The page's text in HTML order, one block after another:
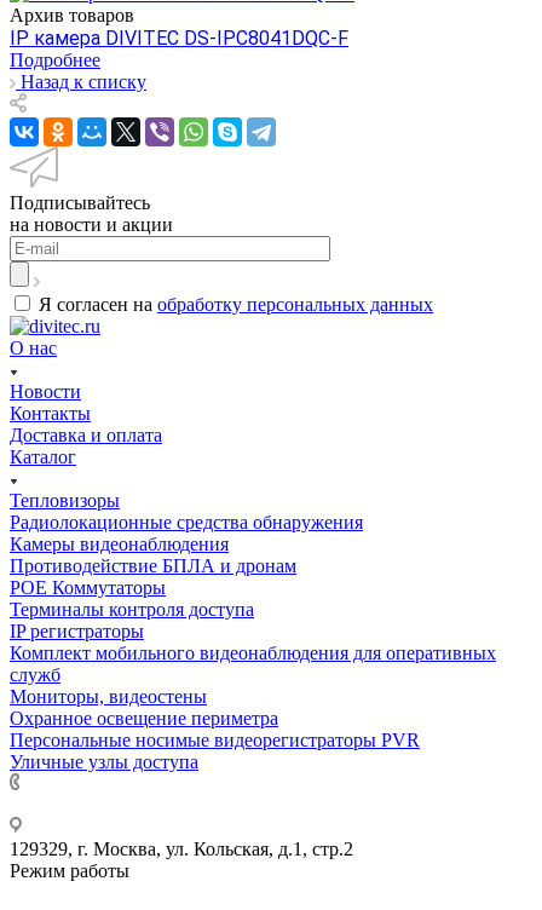
Архив товаров
IP камера DIVITEC DS-IPC8041DQC-F
Подробнее
Назад к списку
Подписывайтесь
на новости и акции
Я согласен на обработку персональных данных
О нас
Новости
Контакты
Доставка и оплата
Каталог
Тепловизоры
Радиолокационные средства обнаружения
Камеры видеонаблюдения
Противодействие БПЛА и дронам
РОЕ Коммутаторы
Терминалы контроля доступа
IP регистраторы
Комплект мобильного видеонаблюдения для оперативных
служб
Мониторы, видеостены
Охранное освещение периметра
Персональные носимые видеорегистраторы PVR
Уличные узлы доступа
129329, г. Москва, ул. Кольская, д.1, стр.2
Режим работы